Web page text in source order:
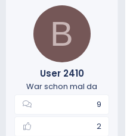
B
User 2410
War schon mal da
9
2